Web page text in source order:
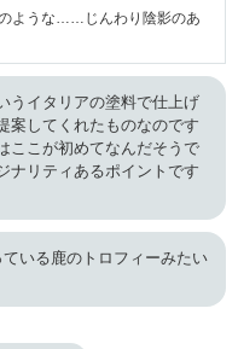
ような……じんわり陰影のあ
うイタリアの塗料で仕上げ
案してくれたものなのです
ここが初めてなんだそうで
ナリティあるポイントです
いる鹿のトロフィーみたい